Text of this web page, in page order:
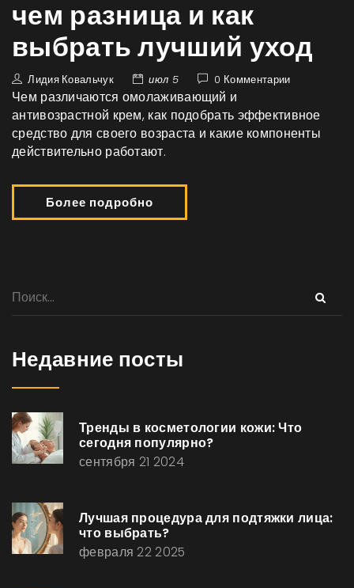
чем разница и как
выбрать лучший уход
Лидия Ковальчук июл 5 0 Комментарии
Чем различаются омолаживающий и
антивозрастной крем, как подобрать эффективное
средство для своего возраста и какие компоненты
действительно работают.
Более подробно
Недавние посты
Тренды в косметологии кожи: Что
сегодня популярно?
сентября 21 2024
Лучшая процедура для подтяжки лица:
что выбрать?
февраля 22 2025